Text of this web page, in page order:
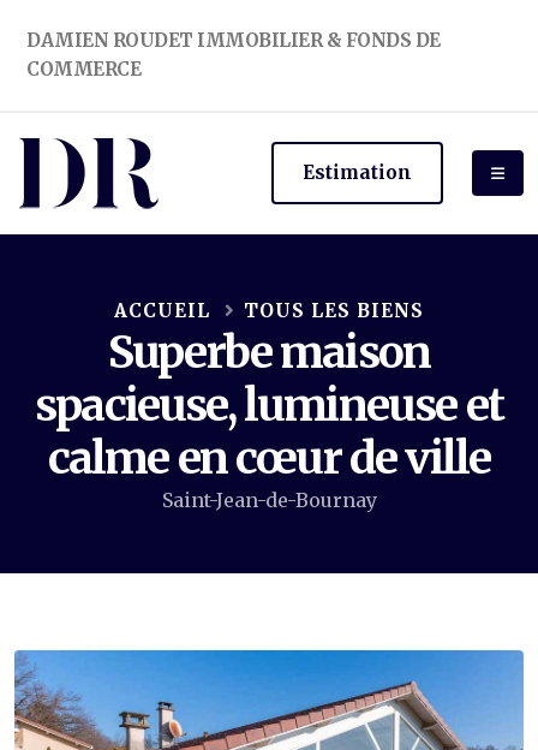
DAMIEN ROUDET IMMOBILIER & FONDS DE
COMMERCE
Estimation
Superbe maison
spacieuse, lumineuse et
calme en cœur de ville
Saint-Jean-de-Bournay
ACCUEIL TOUS LES BIENS